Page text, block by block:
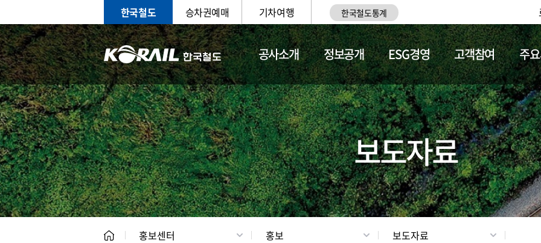
한국철도 승차권예매 기차여행 한국철도통계
공사소개 정보공개 ESG경영 고객참여 주
홍보 문화사업 갤러리 기차소개
보도자료
홍보센터 홍보 보도자료